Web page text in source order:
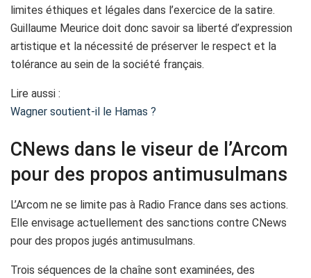
limites éthiques et légales dans l’exercice de la satire.
Guillaume Meurice doit donc savoir sa liberté d’expression
artistique et la nécessité de préserver le respect et la
tolérance au sein de la société français.
Lire aussi :
Wagner soutient-il le Hamas ?
CNews dans le viseur de l’Arcom
pour des propos antimusulmans
L’Arcom ne se limite pas à Radio France dans ses actions.
Elle envisage actuellement des sanctions contre CNews
pour des propos jugés antimusulmans.
Trois séquences de la chaîne sont examinées, des